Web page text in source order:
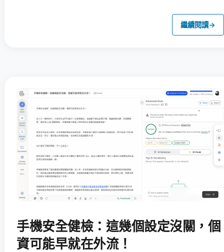
繼續閱讀→
手機安全健檢：這幾個設定沒關，個
資可能早就在外流！